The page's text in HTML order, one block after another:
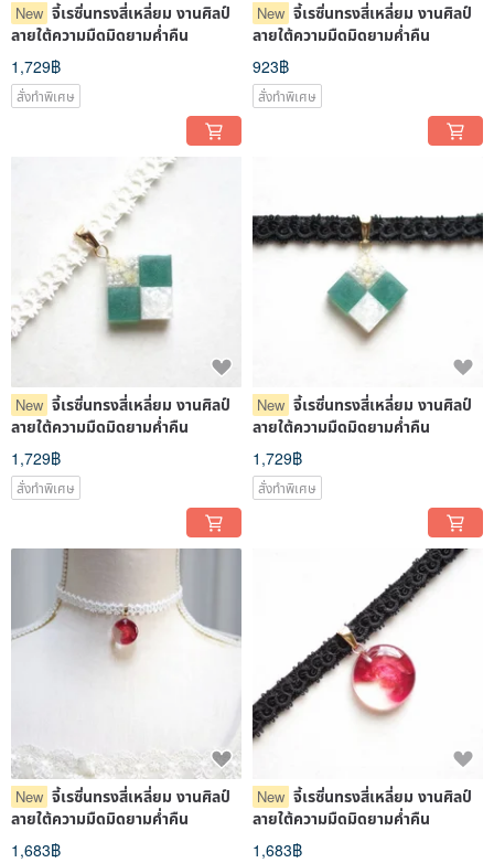
New จี้เรซิ่นทรงสี่เหลี่ยม งานศิลป์
ลายใต้ความมืดมิดยามค่ำคืน
1,729฿
สั่งทำพิเศษ
New จี้เรซิ่นทรงสี่เหลี่ยม งานศิลป์
ลายใต้ความมืดมิดยามค่ำคืน
923฿
สั่งทำพิเศษ
New จี้เรซิ่นทรงสี่เหลี่ยม งานศิลป์
ลายใต้ความมืดมิดยามค่ำคืน
1,729฿
สั่งทำพิเศษ
New จี้เรซิ่นทรงสี่เหลี่ยม งานศิลป์
ลายใต้ความมืดมิดยามค่ำคืน
1,729฿
สั่งทำพิเศษ
New จี้เรซิ่นทรงสี่เหลี่ยม งานศิลป์
ลายใต้ความมืดมิดยามค่ำคืน
1,683฿
New จี้เรซิ่นทรงสี่เหลี่ยม งานศิลป์
ลายใต้ความมืดมิดยามค่ำคืน
1,683฿